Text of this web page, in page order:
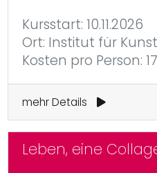
Kursstart: 10.11.2026
Ort: Institut für
Kosten pro Person:
mehr Details
Leben, eine